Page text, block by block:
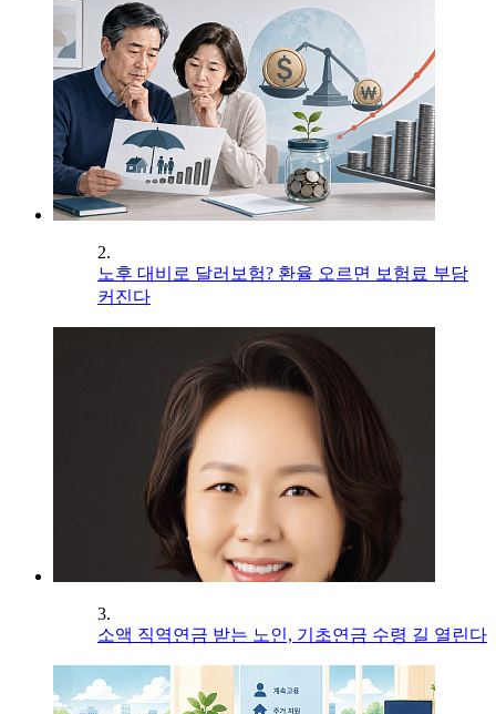
2.
노후 대비로 달러보험? 환율 오르면 보험료 부담
커진다
3.
소액 직역연금 받는 노인, 기초연금 수령 길 열린다